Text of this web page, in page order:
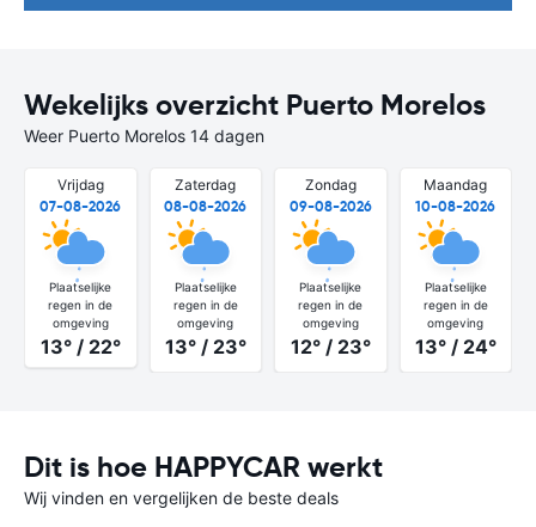
Wekelijks overzicht Puerto Morelos
Weer Puerto Morelos 14 dagen
Vrijdag
07-08-2026
Plaatselijke
regen in de
omgeving
13° / 22°
Zaterdag
08-08-2026
Plaatselijke
regen in de
omgeving
13° / 23°
Zondag
09-08-2026
Plaatselijke
regen in de
omgeving
12° / 23°
Maandag
10-08-2026
Plaatselijke
regen in de
omgeving
13° / 24°
Dit is hoe HAPPYCAR werkt
Wij vinden en vergelijken de beste deals